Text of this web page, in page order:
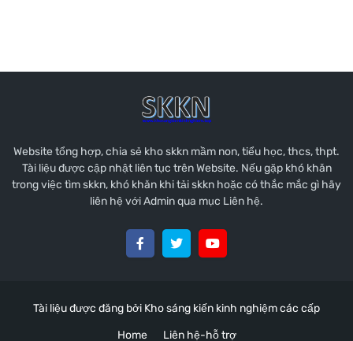
Website tổng hợp, chia sẻ kho skkn mầm non, tiểu học, thcs, thpt.
Tài liệu được cập nhật liên tục trên Website. Nếu gặp khó khăn
trong việc tìm skkn, khó khăn khi tải skkn hoặc có thắc mắc gì hãy
liên hệ với Admin qua mục Liên hệ.
Tài liệu được đăng bởi Kho sáng kiến kinh nghiệm các cấp
Home
Liên hệ-hỗ trợ